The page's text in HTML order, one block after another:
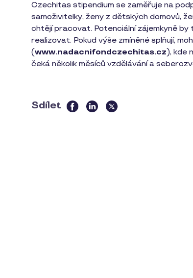
Czechitas stipendium se zaměřuje na
samoživitelky, ženy z dětských domovů,
chtějí pracovat. Potenciální zájemkyně
realizovat. Pokud výše zmíněné splňují,
(www.nadacnifondczechitas.cz), kde
čeká několik měsíců vzdělávání a
Sdílet
this